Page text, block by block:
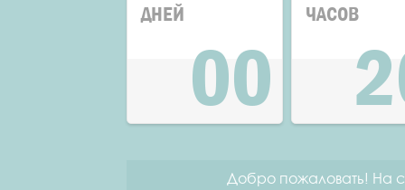
ДНЕЙ
00
ЧАСОВ
Добро пожаловать! На